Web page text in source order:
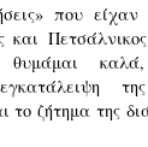
που
και
θυμάμαι
το ζήτημα της